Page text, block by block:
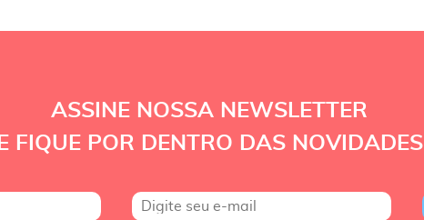
ASSINE NOSSA NEWSLETTER
E FIQUE POR DENTRO DAS NOVIDADES